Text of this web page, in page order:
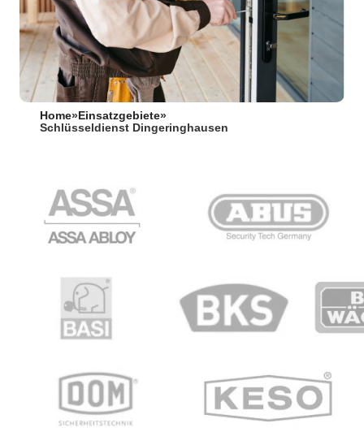
Home» Einsatzgebiete»
Schlüsseldienst Dingeringhausen